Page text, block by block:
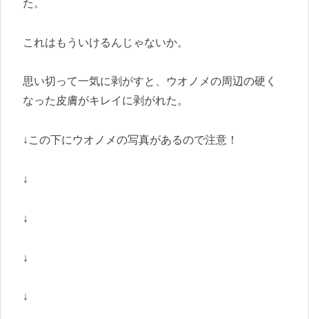
た。
これはもういけるんじゃないか。
思い切って一気に剥がすと、ウオノメの周辺の硬く
なった皮膚がキレイに剥がれた。
↓この下にウオノメの写真があるので注意！
↓
↓
↓
↓